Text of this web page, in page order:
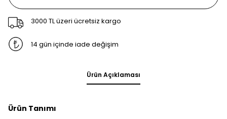
3000 TL üzeri ücretsiz kargo
14 gün içinde iade değişim
Ürün Açıklaması
Ürün Tanımı